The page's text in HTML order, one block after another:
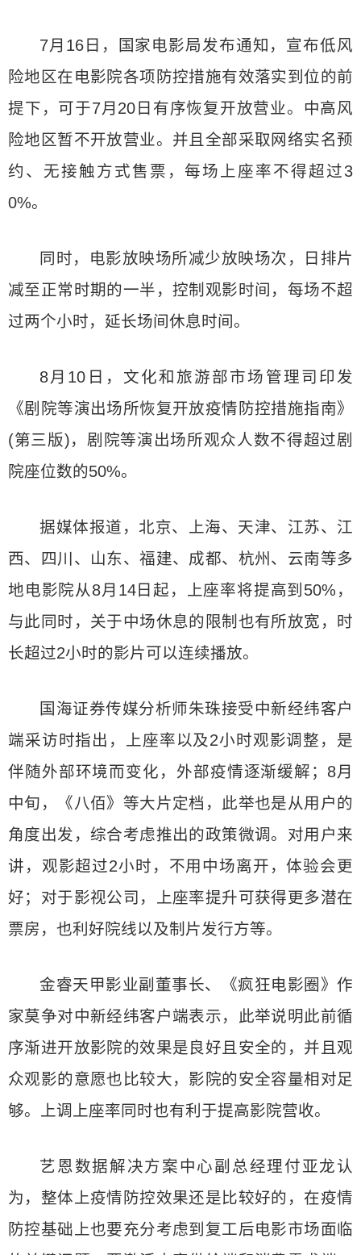
7月16日，国家电影局发布通知，宣布低风
险地区在电影院各项防控措施有效落实到位的前
提下，可于7月20日有序恢复开放营业。中高风
险地区暂不开放营业。并且全部采取网络实名预
约、无接触方式售票，每场上座率不得超过3
0%。
同时，电影放映场所减少放映场次，日排片
减至正常时期的一半，控制观影时间，每场不超
过两个小时，延长场间休息时间。
8月10日，文化和旅游部市场管理司印发
《剧院等演出场所恢复开放疫情防控措施指南》
(第三版)，剧院等演出场所观众人数不得超过剧
院座位数的50%。
据媒体报道，北京、上海、天津、江苏、江
西、四川、山东、福建、成都、杭州、云南等多
地电影院从8月14日起，上座率将提高到50%，
与此同时，关于中场休息的限制也有所放宽，时
长超过2小时的影片可以连续播放。
国海证券传媒分析师朱珠接受中新经纬客户
端采访时指出，上座率以及2小时观影调整，是
伴随外部环境而变化，外部疫情逐渐缓解；8月
中旬，《八佰》等大片定档，此举也是从用户的
角度出发，综合考虑推出的政策微调。对用户来
讲，观影超过2小时，不用中场离开，体验会更
好；对于影视公司，上座率提升可获得更多潜在
票房，也利好院线以及制片发行方等。
金睿天甲影业副董事长、《疯狂电影圈》作
家莫争对中新经纬客户端表示，此举说明此前循
序渐进开放影院的效果是良好且安全的，并且观
众观影的意愿也比较大，影院的安全容量相对足
够。上调上座率同时也有利于提高影院营收。
艺恩数据解决方案中心副总经理付亚龙认
为，整体上疫情防控效果还是比较好的，在疫情
防控基础上也要充分考虑到复工后电影市场面临